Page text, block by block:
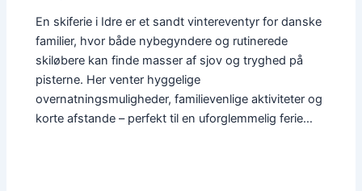
En skiferie i Idre er et sandt vintereventyr for danske
familier, hvor både nybegyndere og rutinerede
skiløbere kan finde masser af sjov og tryghed på
pisterne. Her venter hyggelige
overnatningsmuligheder, familievenlige aktiviteter og
korte afstande – perfekt til en uforglemmelig ferie…